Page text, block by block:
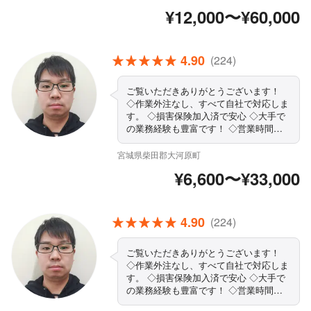
¥12,000〜¥60,000
4.90 (224)
ご覧いただきありがとうございます！
◇作業外注なし、すべて自社で対応しま
す。 ◇損害保険加入済で安心 ◇大手で
の業務経験も豊富です！ ◇営業時間外
や対応地域外のご予約も相談・対応可能
◇駐車場代当店負担 ご依頼お待ちして
宮城県柴田郡大河原町
¥6,600〜¥33,000
4.90 (224)
ご覧いただきありがとうございます！
◇作業外注なし、すべて自社で対応しま
す。 ◇損害保険加入済で安心 ◇大手で
の業務経験も豊富です！ ◇営業時間外
や対応地域外のご予約も相談・対応可能